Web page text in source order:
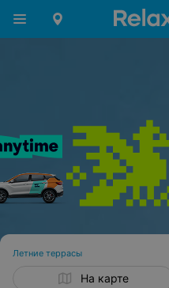
Летние террасы
На карте